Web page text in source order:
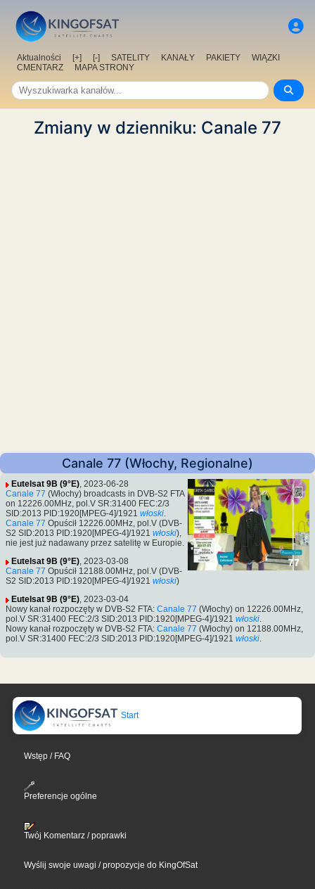
Aktualności [+] [-] SATELITY KANAŁY PAKIETY
WIĄZKI
CMENTARZ
MAPA STRONY
Zmiany w dzienniku: Canale 77
Canale 77 (Włochy, Regionalne)
Eutelsat 9B (9°E), 2023-06-28
Canale 77 (Włochy) broadcasts in DVB-S2 FTA
on 12226.00MHz, pol.V SR:31400 FEC:2/3
SID:2013 PID:1920[MPEG-4]/1921 włoski.
Canale 77 Opuścił 12226.00MHz, pol.V (DVB-
S2 SID:2013 PID:1920[MPEG-4]/1921 włoski),
nie jest już nadawany przez satelitę w Europie.
Eutelsat 9B (9°E), 2023-03-08
Canale 77 Opuścił 12188.00MHz, pol.V (DVB-
S2 SID:2013 PID:1920[MPEG-4]/1921 włoski)
Eutelsat 9B (9°E), 2023-03-04
Nowy kanał rozpoczęty w DVB-S2 FTA: Canale 77 (Włochy) on 12226.00MHz,
pol.V SR:31400 FEC:2/3 SID:2013 PID:1920[MPEG-4]/1921 włoski.
Nowy kanał rozpoczęty w DVB-S2 FTA: Canale 77 (Włochy) on 12188.00MHz,
pol.V SR:31400 FEC:2/3 SID:2013 PID:1920[MPEG-4]/1921 włoski.
Start
Wstęp / FAQ
Preferencje ogólne
Twój Komentarz / poprawki
Wyślij swoje uwagi / propozycje do KingOfSat